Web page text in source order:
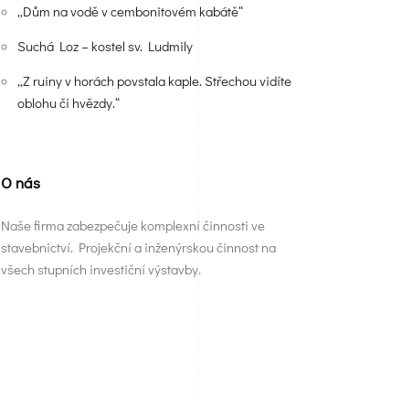
„Dům na vodě v cembonitovém kabátě“
Suchá Loz – kostel sv. Ludmily
„Z ruiny v horách povstala kaple. Střechou vidíte
oblohu či hvězdy.“
O nás
Naše firma zabezpečuje komplexní činnosti ve
stavebnictví. Projekční a inženýrskou činnost na
všech stupních investiční výstavby.